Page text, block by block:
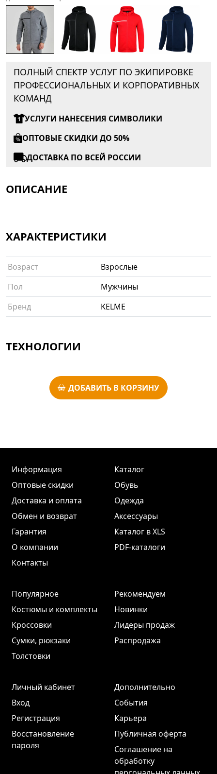
ПОЛНЫЙ СПЕКТР УСЛУГ ПО ЭКИПИРОВКЕ
ПРОФЕССИОНАЛЬНЫХ И КОРПОРАТИВНЫХ
КОМАНД
УСЛУГИ НАНЕСЕНИЯ СИМВОЛИКИ
ОПТОВЫЕ СКИДКИ ДО 50%
ДОСТАВКА ПО ВСЕЙ РОССИИ
ОПИСАНИЕ
ХАРАКТЕРИСТИКИ
Возраст
Взрослые
Пол
Мужчины
Бренд
KELME
ТЕХНОЛОГИИ
ДОБАВИТЬ В КОРЗИНУ
Информация
Оптовые скидки
Доставка и оплата
Обмен и возврат
Гарантия
О компании
Контакты
Каталог
Обувь
Одежда
Аксессуары
Каталог в XLS
PDF-каталоги
Популярное
Костюмы и комплекты
Кроссовки
Сумки, рюкзаки
Толстовки
Рекомендуем
Новинки
Лидеры продаж
Распродажа
Личный кабинет
Вход
Регистрация
Восстановление
пароля
Дополнительно
События
Карьера
Публичная оферта
Соглашение на
обработку